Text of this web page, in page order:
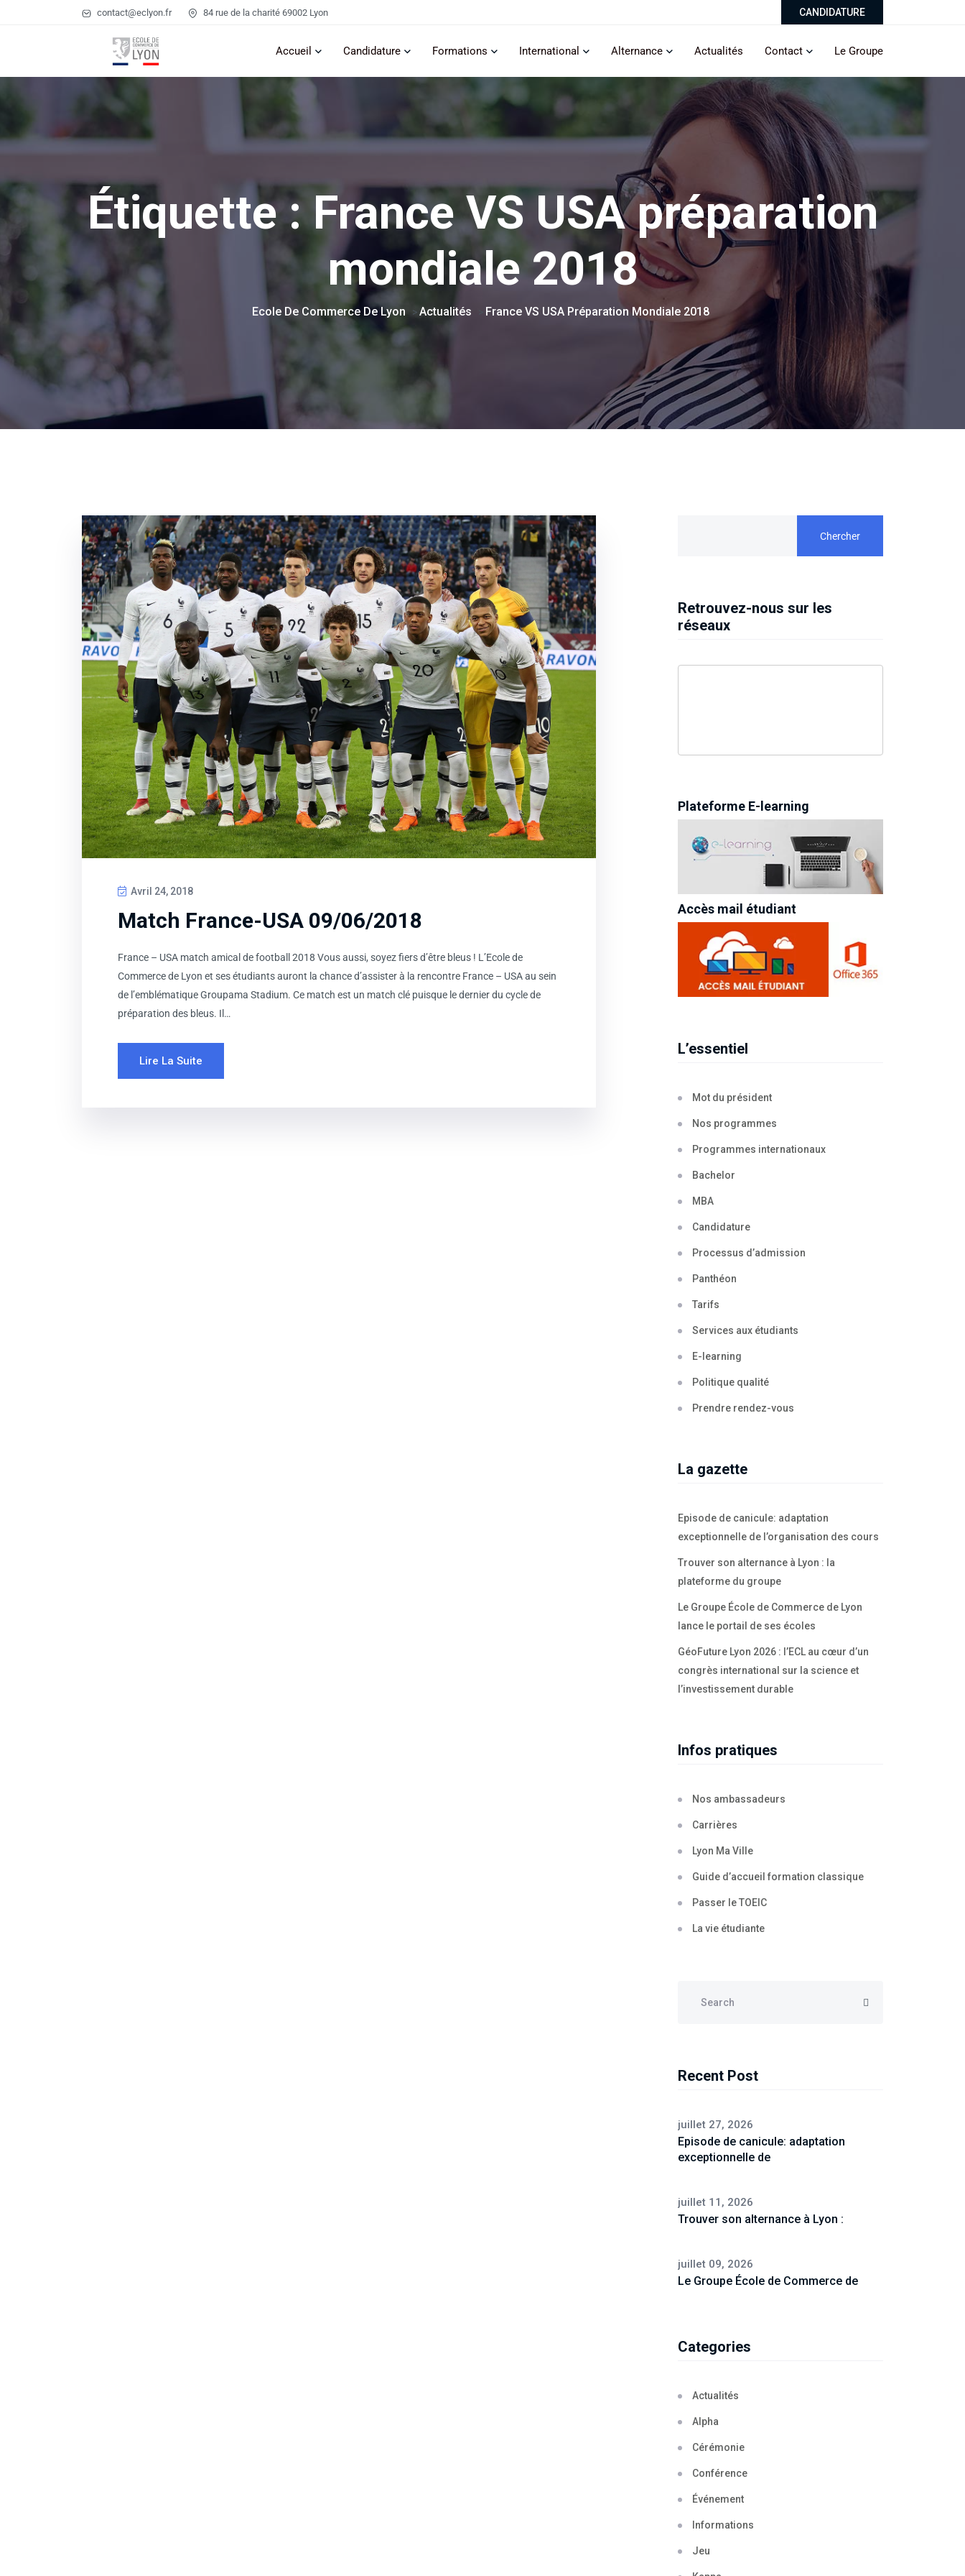
contact@eclyon.fr 84 rue de la charité 69002 Lyon CANDIDATURE
Accueil Candidature Formations International Alternance Actualités Contact Le Groupe
Étiquette :France VS USA préparation
mondiale 2018
Ecole De Commerce De Lyon >Actualités France VS USA Préparation Mondiale 2018
Avril 24, 2018
Match France-USA 09/06/2018
France – USA match amical de football 2018 Vous aussi, soyez fiers d’être bleus ! L’Ecole de
Commerce de Lyon et ses étudiants auront la chance d’assister à la rencontre France – USA au sein
de l’emblématique Groupama Stadium. Ce match est un match clé puisque le dernier du cycle de
préparation des bleus. Il…
Lire La Suite
Chercher
Retrouvez-nous sur les
réseaux
Plateforme E-learning
Accès mail étudiant
L’essentiel
Mot du président
Nos programmes
Programmes internationaux
Bachelor
MBA
Candidature
Processus d’admission
Panthéon
Tarifs
Services aux étudiants
E-learning
Politique qualité
Prendre rendez-vous
La gazette
Episode de canicule: adaptation
exceptionnelle de l’organisation des cours
Trouver son alternance à Lyon : la
plateforme du groupe
Le Groupe École de Commerce de Lyon
lance le portail de ses écoles
GéoFuture Lyon 2026 : l’ECL au cœur d’un
congrès international sur la science et
l’investissement durable
Infos pratiques
Nos ambassadeurs
Carrières
Lyon Ma Ville
Guide d’accueil formation classique
Passer le TOEIC
La vie étudiante
Recent Post
juillet 27, 2026
Episode de canicule: adaptation
exceptionnelle de
juillet 11, 2026
Trouver son alternance à Lyon :
juillet 09, 2026
Le Groupe École de Commerce de
Categories
Actualités
Alpha
Cérémonie
Conférence
Événement
Informations
Jeu